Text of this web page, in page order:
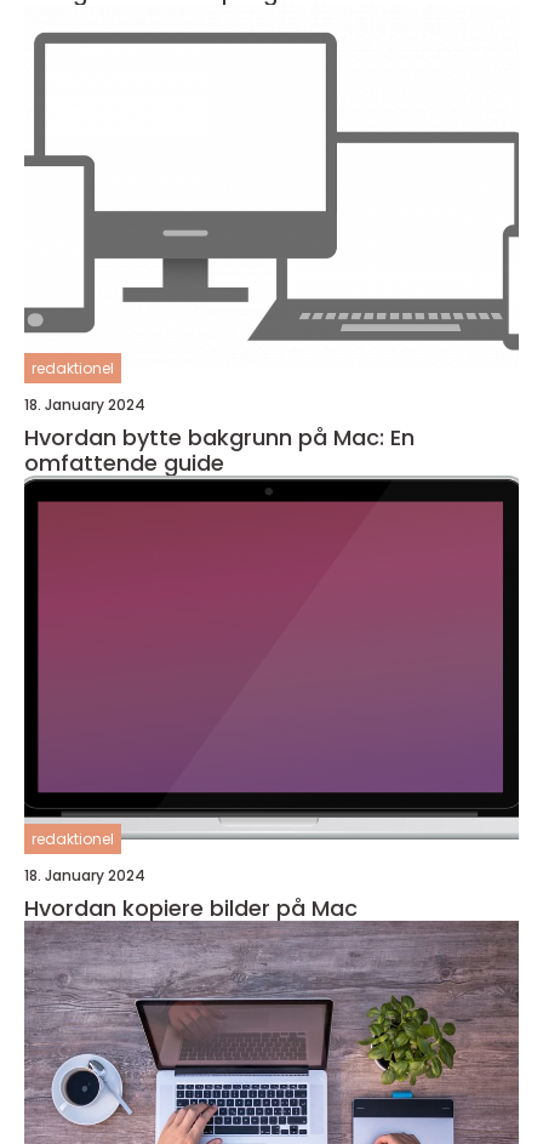
redaktionel
18. January 2024
Hvordan bytte bakgrunn på Mac: En
omfattende guide
redaktionel
18. January 2024
Hvordan kopiere bilder på Mac